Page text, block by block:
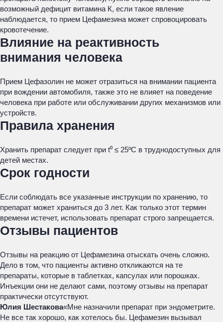
возможный дефицит витамина К, если такое явление
наблюдается, то прием Цефамезина может спровоцировать
кровотечение.
Влияние на реактивность
внимания человека
Прием Цефазолин не может отразиться на внимании пациента
при вождении автомобиля, также это не влияет на поведение
человека при работе или обслуживании других механизмов или
устройств.
Правила хранения
Хранить препарат следует при t⁰ ≤ 25ºС в труднодоступных для
детей местах.
Срок годности
Если соблюдать все указанные инструкции по хранению, то
препарат может храниться до 3 лет. Как только этот термин
времени истечет, использовать препарат строго запрещается.
Отзывы пациентов
Отзывы на реакцию от Цефамезина отыскать очень сложно.
Дело в том, что пациенты активно откликаются на те
препараты, которые в таблетках, капсулах или порошках.
Инъекции они не делают сами, поэтому отзывы на препарат
практически отсутствуют.
Юлия Шестакова«Мне назначили препарат при эндометрите.
Не все так хорошо, как хотелось бы. Цефамезин вызывал